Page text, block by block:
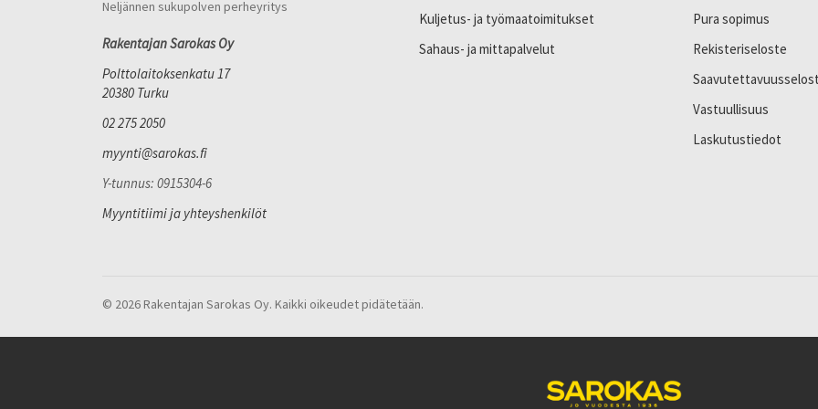
Neljännen sukupolven perheyritys
Rakentajan Sarokas Oy
Polttolaitoksenkatu 17
20380 Turku
02 275 2050
myynti@sarokas.fi
Y-tunnus: 0915304-6
Myyntitiimi ja yhteyshenkilöt
Kuljetus- ja työmaatoimitukset
Sahaus- ja mittapalvelut
Pura sopimus
Rekisteriseloste
Vastuullisuus
Laskutustiedot
© 2026 Rakentajan Sarokas Oy. Kaikki oikeudet pidätetään.